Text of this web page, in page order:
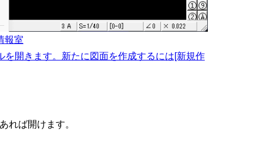
報室
開きます。新たに図面を作成するには[新規作
れば開けます。